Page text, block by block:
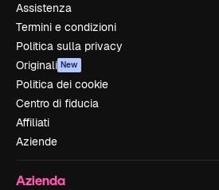
Assistenza
Termini e condizioni
Politica sulla privacy
Originali New
Politica dei cookie
Centro di fiducia
Affiliati
Aziende
Azienda